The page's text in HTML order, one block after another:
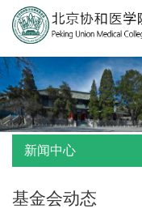
新闻中心
基金会动态